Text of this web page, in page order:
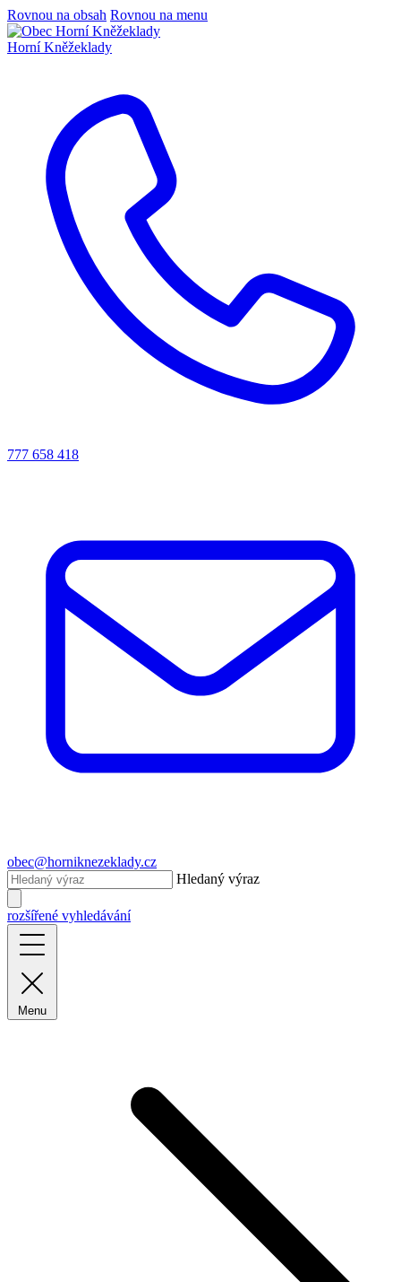
Rovnou na obsah Rovnou na menu
Horní Kněžeklady
777 658 418
obec@horniknezeklady.cz
Hledaný výraz
rozšířené vyhledávání
Menu